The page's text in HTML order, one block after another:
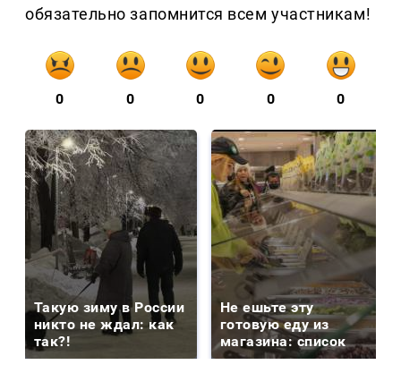
обязательно запомнится всем участникам!
0 0 0 0 0
Такую зиму в России
никто не ждал: как
так?!
Не ешьте эту
готовую еду из
магазина: список